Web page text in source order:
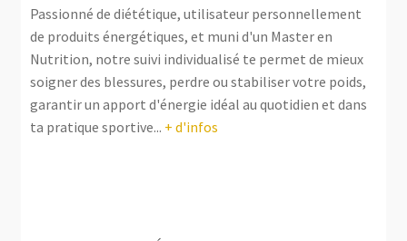
Passionné de diététique, utilisateur personnellement
de produits énergétiques, et muni d'un Master en
Nutrition, notre suivi individualisé te permet de mieux
soigner des blessures, perdre ou stabiliser votre poids,
garantir un apport d'énergie idéal au quotidien et dans
ta pratique sportive... + d'infos